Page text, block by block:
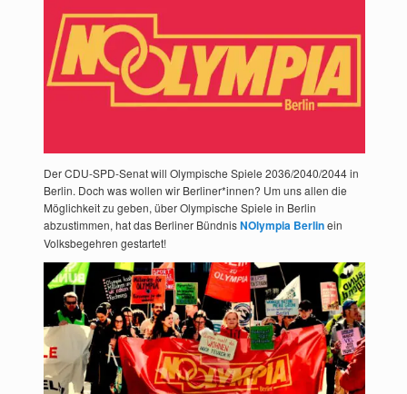
Der CDU-SPD-Senat will Olympische Spiele 2036/2040/2044 in
Berlin. Doch was wollen wir Berliner*innen? Um uns allen die
Möglichkeit zu geben, über Olympische Spiele in Berlin
abzustimmen, hat das Berliner BündnisNOlympia Berlinein
Volksbegehren gestartet!